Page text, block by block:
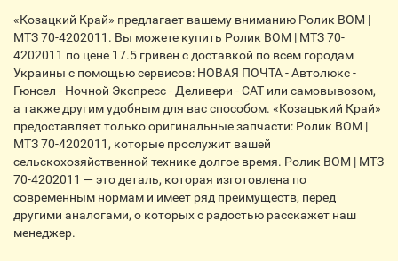
«Козацкий Край» предлагает вашему вниманию Ролик ВОМ |
МТЗ 70-4202011. Вы можете купить Ролик ВОМ | МТЗ 70-
4202011 по цене 17.5 гривен с доставкой по всем городам
Украины с помощью сервисов: НОВАЯ ПОЧТА - Автолюкс -
Гюнсел - Ночной Экспресс - Деливери - CАТ или самовывозом,
а также другим удобным для вас способом. «Козацький Край»
предоставляет только оригинальные запчасти: Ролик ВОМ |
МТЗ 70-4202011, которые прослужит вашей
сельскохозяйственной технике долгое время. Ролик ВОМ | МТЗ
70-4202011 — это деталь, которая изготовлена по
современным нормам и имеет ряд преимуществ, перед
другими аналогами, о которых с радостью расскажет наш
менеджер.